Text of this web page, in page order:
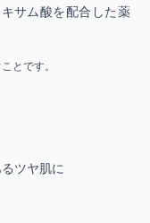
サム酸を配合した薬
とです。
ツヤ肌に